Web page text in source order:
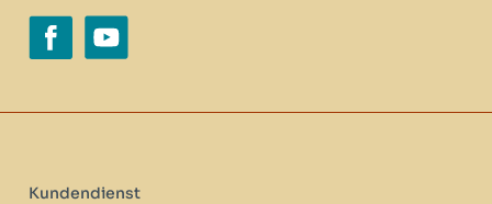
Kundendienst